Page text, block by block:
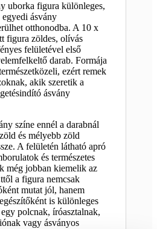
uborka figura különleges,
egyedi ásvány
otthonodba. A 10 x
figura zöldes, olívás
felületével első
darab. Formája
ezért remek
akik szeretik a
ásvány
színe ennél a darabnál
és mélyebb zöld
A felületén látható apró
és természetes
még jobban kiemelik az
a figura nemcsak
mutat jól, hanem
is különleges
polcnak, íróasztalnak,
vagy ásványos